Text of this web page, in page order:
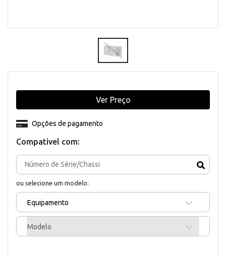
Compativel com:
ou selecione um modelo:
Equipamento
Modelo
Opções de pagamento
Ver Preço